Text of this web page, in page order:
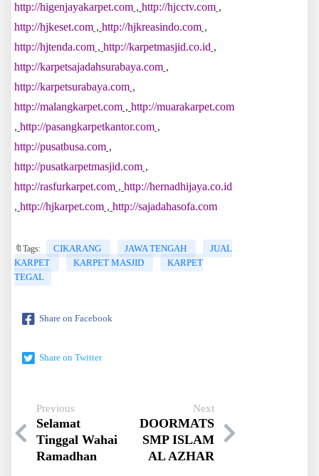
http://higenjayakarpet.com , http://hjcctv.com ,
http://hjkeset.com , http://hjkreasindo.com ,
http://hjtenda.com , http://karpetmasjid.co.id ,
http://karpetsajadahsurabaya.com ,
http://karpetsurabaya.com ,
http://malangkarpet.com , http://muarakarpet.com
, http://pasangkarpetkantor.com ,
http://pusatbusa.com ,
http://pusatkarpetmasjid.com ,
http://rasfurkarpet.com , http://hernadhijaya.co.id
, http://hjkarpet.com , http://sajadahasofa.com
🔖Tags: CIKARANG JAWA TENGAH
JUAL
KARPET
KARPET MASJID
KARPET
TEGAL
Share on Facebook
Share on Twitter
Previous
Selamat
Tinggal Wahai
Ramadhan
Next
DOORMATS
SMP ISLAM
AL AZHAR